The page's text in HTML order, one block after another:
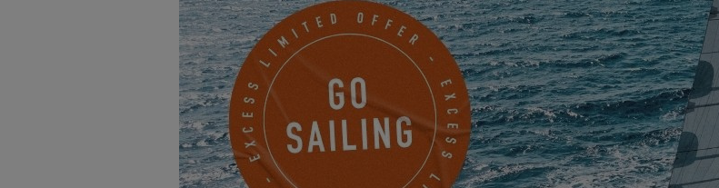
Lanzamos una nueva categoría en nuestroExcess Labtitulada ¡« El teletrabajo
Hoy en día cada vez más personas deciden cambiar de vida y recorrer el mundo